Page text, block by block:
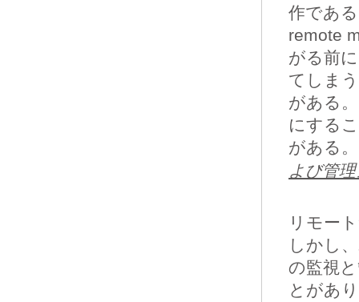
作であ
remote
がる前
てしま
がある
にする
がある
よび管
リモー
しかし
の監視
とがあ